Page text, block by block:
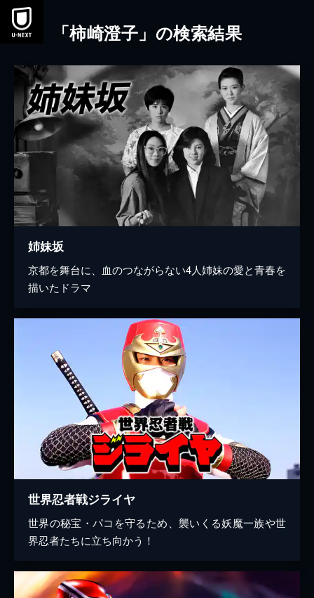
本文へスキップ
「柿崎澄子」の検索結果
姉妹坂
京都を舞台に、血のつながらない4人姉妹の愛と青春を
描いたドラマ
世界忍者戦ジライヤ
世界の秘宝・パコを守るため、襲いくる妖魔一族や世
界忍者たちに立ち向かう！